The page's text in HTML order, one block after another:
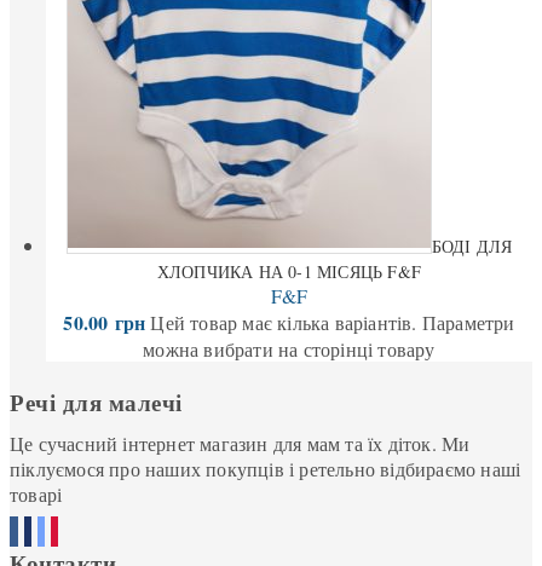
БОДІ ДЛЯ
ХЛОПЧИКА НА 0-1 МІСЯЦЬ F&F
F&F
50.00 грн Цей товар має кілька варіантів. Параметри
можна вибрати на сторінці товару
Речі для малечі
Це сучасний інтернет магазин для мам та їх діток. Ми
піклуємося про наших покупців і ретельно відбираємо наші
товарі